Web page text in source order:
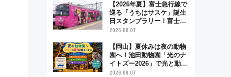
【2026年夏】富士急行線で
巡る「うちはサスケ」誕生
日スタンプラリー！富士急
ハイランド限定グルメ＆グ
2026.08.07
【岡山】夏休みは夜の動物
園へ！池田動物園「光のナ
イトズー2026」で光と動物
が彩る特別な夜
2026.08.07